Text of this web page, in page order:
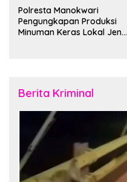
Polresta Manokwari
Pengungkapan Produksi
Minuman Keras Lokal Jenis
Berita Kriminal